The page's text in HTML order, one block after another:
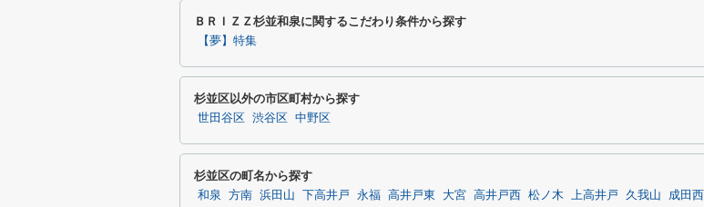
ＢＲＩＺＺ杉並和泉に関するこだわり条件から探す
【夢】特集
杉並区以外の市区町村から探す
世田谷区 渋谷区 中野区
杉並区の町名から探す
和泉 方南 浜田山 下高井戸 永福 高井戸東 大宮 高井戸西 松ノ木 上高井戸 久我山 成田西